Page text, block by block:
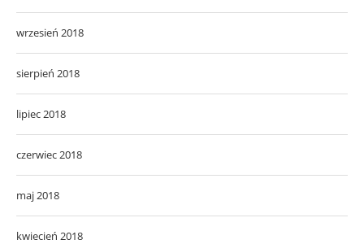
wrzesień 2018
sierpień 2018
lipiec 2018
czerwiec 2018
maj 2018
kwiecień 2018